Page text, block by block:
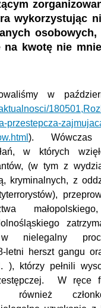
wykorzystując
osobowych,
na kwotę nie
w
przestepcza-
).
w których
(w tym z
kryminalnych, z
w nielegalny
letni herszt gangu
którzy pełnili
W ręce
również